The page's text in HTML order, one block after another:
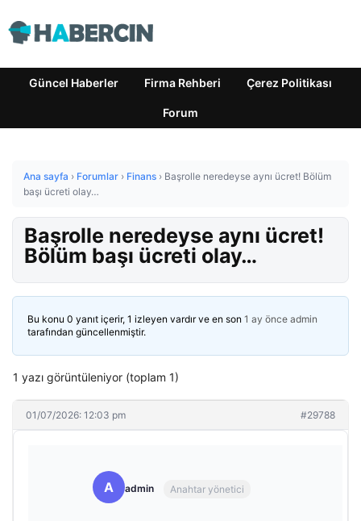
Güncel Haberler Firma Rehberi Çerez Politikası
Forum
Ana sayfa › Forumlar › Finans › Başrolle neredeyse aynı ücret! Bölüm
başı ücreti olay…
Başrolle neredeyse aynı ücret!
Bölüm başı ücreti olay…
Bu konu 0 yanıt içerir, 1 izleyen vardır ve en son 1 ay önce admin
tarafından güncellenmiştir.
1 yazı görüntüleniyor (toplam 1)
01/07/2026: 12:03 pm #29788
A admin Anahtar yönetici